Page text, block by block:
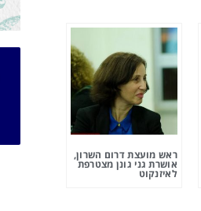
ראש מועצת דרום השרון,
אושרת גני גונן מצטרפת
לאיזנקוט